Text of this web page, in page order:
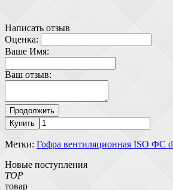
Написать отзыв
Оценка:
Ваше Имя:
Ваш отзыв:
Продолжить
Купить
Метки: Гофра вентиляционная ISO ФС
Новые поступления
TOP
товар